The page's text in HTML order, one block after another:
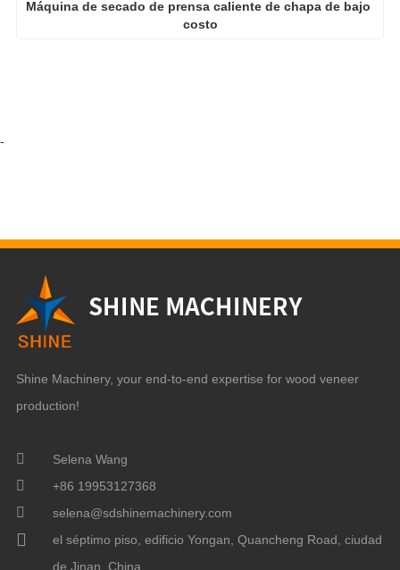
Máquina de secado de prensa caliente de chapa de bajo
costo
-
Shine Machinery, your end-to-end expertise for wood veneer
production!
Selena Wang
+86 19953127368
selena@sdshinemachinery.com
el séptimo piso, edificio Yongan, Quancheng Road, ciudad
de Jinan, China